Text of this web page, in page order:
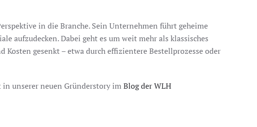
in die Branche. Sein Unternehmen führt geheime
aufzudecken. Dabei geht es um weit mehr als klassisches
gesenkt – etwa durch effizientere Bestellprozesse oder
unserer neuen Gründerstory imBlog der WLH